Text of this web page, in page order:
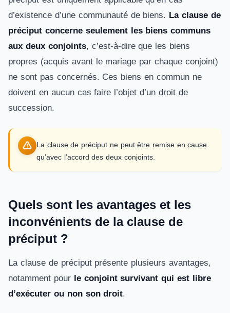
d’existence d’une communauté de biens. La clause de
préciput concerne seulement les biens communs
aux deux conjoints, c’est-à-dire que les biens
propres (acquis avant le mariage par chaque conjoint)
ne sont pas concernés. Ces biens en commun ne
doivent en aucun cas faire l’objet d’un droit de
succession.
La clause de préciput ne peut être remise en cause
qu’avec l’accord des deux conjoints.
Quels sont les avantages et les
inconvénients de la clause de
préciput ?
La clause de préciput présente plusieurs avantages,
notamment pour le conjoint survivant qui est libre
d’exécuter ou non son droit.